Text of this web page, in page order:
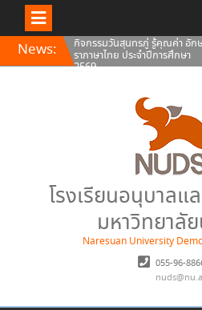
Skip
content
News:
ราภาษาไทย ประจำปีการศึกษา
2569
พิธีถวายพระพรชัยมงคล พระบาท
สมเด็จพระปรเมนทรรามาธิบดีศ
ทรงพระเจริญ เนื่องในโอกาสวัน
เฉลิมพระชนมพรรษา 28 กรกฎา
2569 พระบาทสมเด็จพระเจ้าอยู่
โรงเรียนอนุบาลแ
มหาวิทยาลั
Naresuan University
055-96-